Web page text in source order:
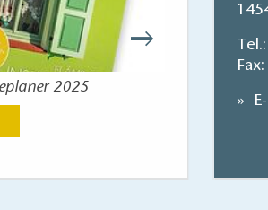
2025
Tel.: